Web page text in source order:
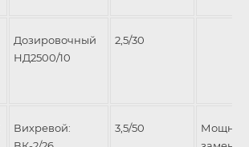
Дозировочный
НД2500/10
2,5/30
Вихревой:
3,5/50